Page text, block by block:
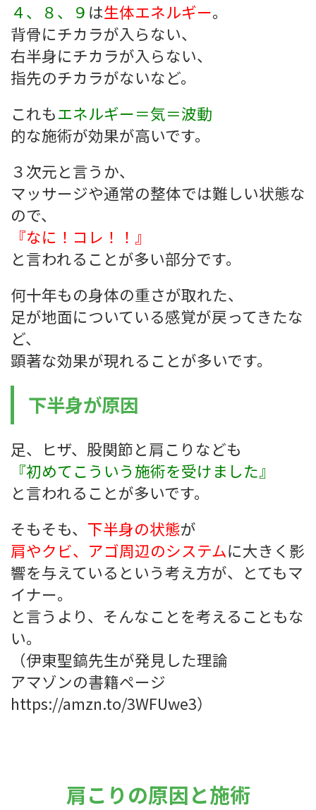
４、８、９ は生体エネルギー。
背骨にチカラが入らない、
右半身にチカラが入らない、
指先のチカラがないなど。
これもエネルギー＝気＝波動
的な施術が効果が高いです。
３次元と言うか、
マッサージや通常の整体では難しい状態な
ので、
『なに！コレ！！』
と言われることが多い部分です。
何十年もの身体の重さが取れた、
足が地面についている感覚が戻ってきたな
ど、
顕著な効果が現れることが多いです。
下半身が原因
足、ヒザ、股関節と肩こりなども
『初めてこういう施術を受けました』
と言われることが多いです。
そもそも、 下半身の状態が
肩やクビ、アゴ周辺のシステムに大きく影
響を与えているという考え方が、とてもマ
イナー。
と言うより、そんなことを考えることもな
い。
（伊東聖鎬先生が発見した理論
アマゾンの書籍ページ
https://amzn.to/3WFUwe3）
肩こりの原因と施術